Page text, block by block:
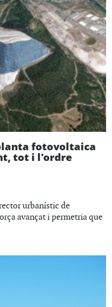
fotovoltaica
tot i l'ordre
urbanístic de
avançat i permetria que